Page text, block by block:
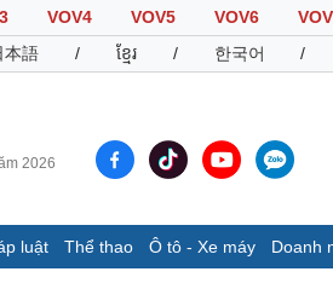
VOV4 VOV5 VOV6
本語 / ខ្មែរ / 한국어 /
2026
luật Thể thao Ô tô - Xe máy Doanh